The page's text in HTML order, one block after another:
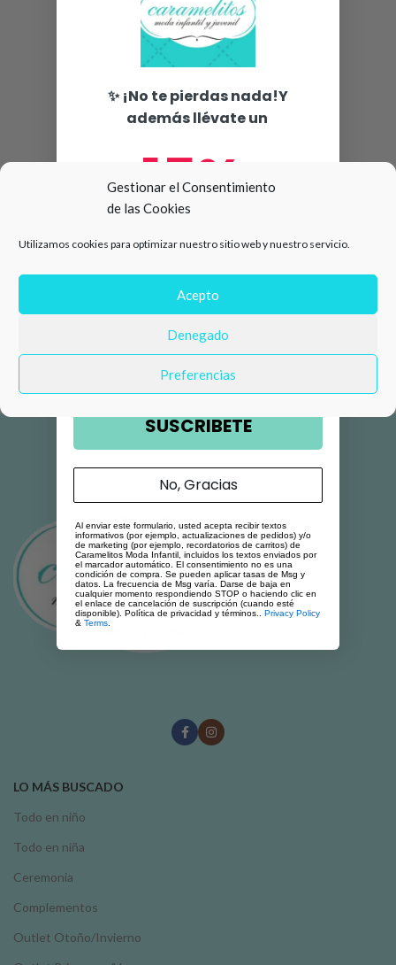
Gestionar el Consentimiento
de las Cookies
Utilizamos cookies para optimizar nuestro sitio web y nuestro servicio.
Acepto
Denegado
Preferencias
LO MÁS BUSCADO
Todo en niño
Todo en niña
Ceremonia
Complementos
Outlet Otoño/Invierno
✨ ¡No te pierdas nada!Y
además llévate un
15%
compra 🛍️
Número de teléfono
Email
SUSCRIBETE
No, Gracias
Al enviar este formulario, usted acepta recibir textos
informativos (por ejemplo, actualizaciones de pedidos) y/o
de marketing (por ejemplo, recordatorios de carritos) de
Caramelitos Moda Infantil, incluidos los textos enviados por
el marcador automático. El consentimiento no es una
condición de compra. Se pueden aplicar tasas de Msg y
datos. La frecuencia de Msg varía. Darse de baja en
cualquier momento respondiendo STOP o haciendo clic en
el enlace de cancelación de suscripción (cuando esté
disponible). Política de privacidad y términos.. Privacy Policy
& Terms